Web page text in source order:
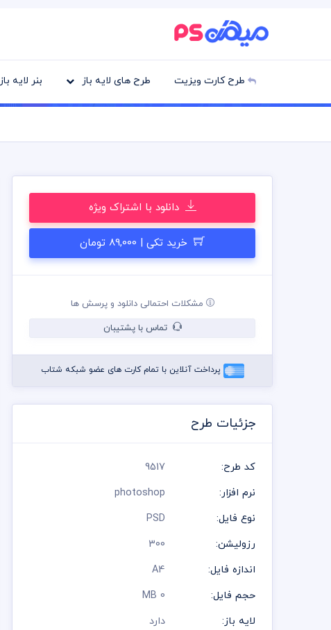
طرح کارت ویزیت طرح های لایه باز بنر لایه باز
دانلود با اشتراک ویژه
خرید تکی | 89,000 تومان
مشکلات احتمالی دانلود و پرسش ها
تماس با پشتیبان
پرداخت آنلاین با تمام کارت های عضو شبکه شتاب
جزئیات طرح
کد طرح:
9517
نرم افزار:
photoshop
نوع فایل:
PSD
رزولیشن:
300
اندازه فایل:
A4
حجم فایل:
0 MB
لایه باز:
دارد